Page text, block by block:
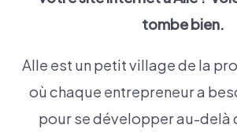
tombe bien.
Alle est un petit village de la
où chaque entrepreneur a
pour se développer au-delà